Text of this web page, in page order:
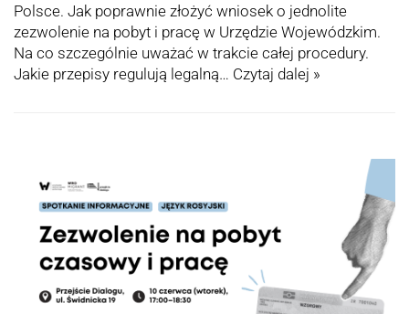
Polsce. Jak poprawnie złożyć wniosek o jednolite
zezwolenie na pobyt i pracę w Urzędzie Wojewódzkim.
Na co szczególnie uważać w trakcie całej procedury.
Jakie przepisy regulują legalną… Czytaj dalej »